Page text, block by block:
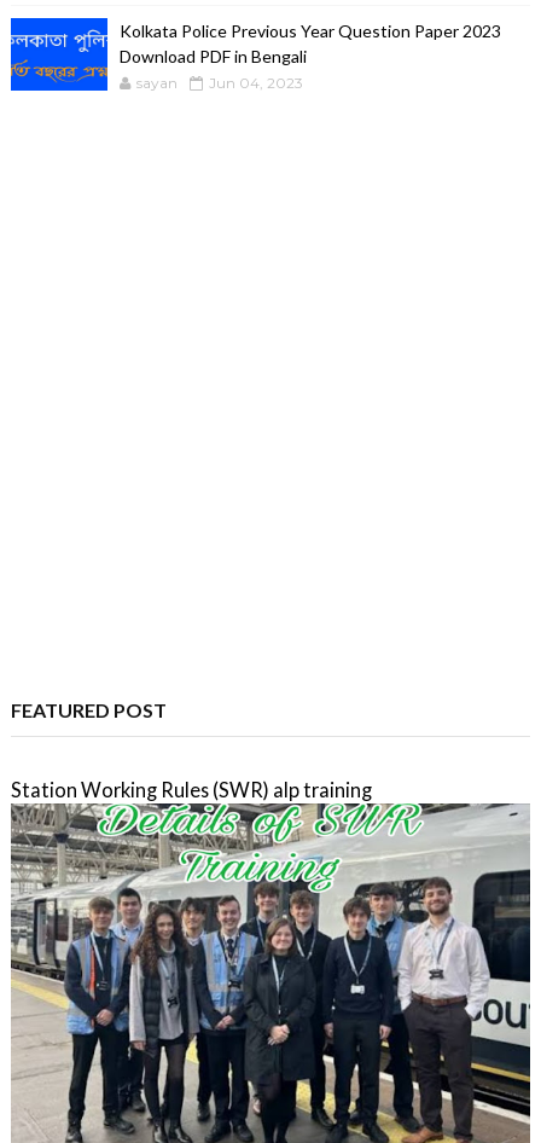
Kolkata Police Previous Year Question Paper 2023
Download PDF in Bengali
sayan Jun 04, 2023
FEATURED POST
Station Working Rules (SWR) alp training